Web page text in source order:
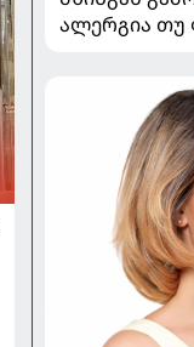
ალერგია